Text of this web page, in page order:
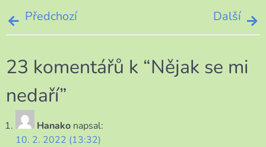
Navigace
příspěvek
Předchozí Další
23 komentářů k “Nějak se mi
nedaří”
Hanako napsal:
10. 2. 2022 (13:32)